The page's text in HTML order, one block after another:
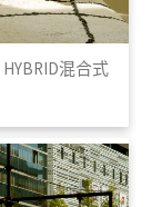
混合式